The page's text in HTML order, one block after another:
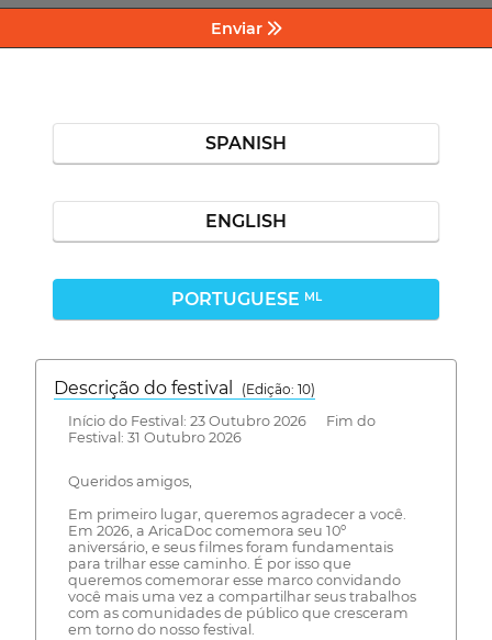
Enviar
SPANISH
ENGLISH
PORTUGUESE ML
Descrição do festival
(Edição: 10)
Início do Festival: 23 Outubro 2026 Fim do
Festival: 31 Outubro 2026
Queridos amigos,
Em primeiro lugar, queremos agradecer a você.
Em 2026, a AricaDoc comemora seu 10º
aniversário, e seus filmes foram fundamentais
para trilhar esse caminho. É por isso que
queremos comemorar esse marco convidando
você mais uma vez a compartilhar seus trabalhos
com as comunidades de público que cresceram
em torno do nosso festival.